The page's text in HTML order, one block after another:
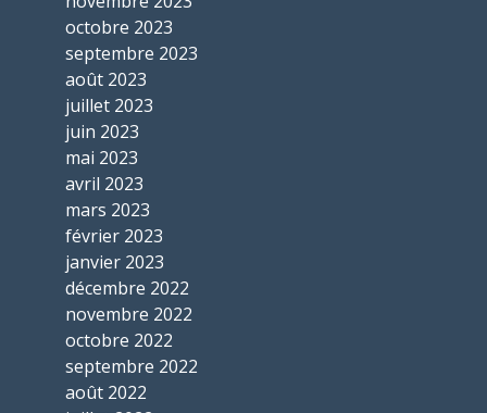
octobre 2023
septembre 2023
août 2023
juillet 2023
juin 2023
mai 2023
avril 2023
mars 2023
février 2023
janvier 2023
décembre 2022
novembre 2022
octobre 2022
septembre 2022
août 2022